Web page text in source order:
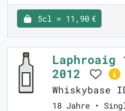
5cl = 11,90 €
Laphroaig
2012
Whiskybase
18 Jahre •